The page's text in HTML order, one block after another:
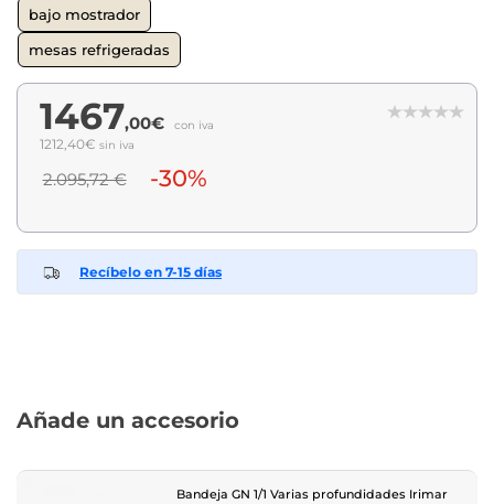
bajo mostrador
mesas refrigeradas
1467,00€ con iva
1212,40€ sin iva
2.095,72 € -30%
Recíbelo en 7-15 días
Añade un accesorio
Bandeja GN 1/1 Varias profundidades Irimar